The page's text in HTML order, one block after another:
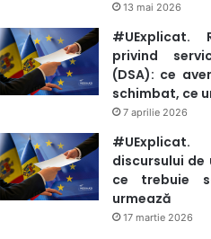
13 mai 2026
#UExplicat.
privind
(DSA): ce
schimbat, ce
7 aprilie 2026
#UExplicat.
discursului de
ce trebuie
urmează
17 martie 2026